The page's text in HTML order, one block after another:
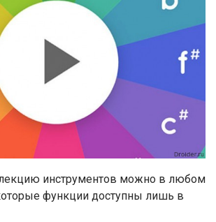
инструментов можно в любом
функции доступны лишь в